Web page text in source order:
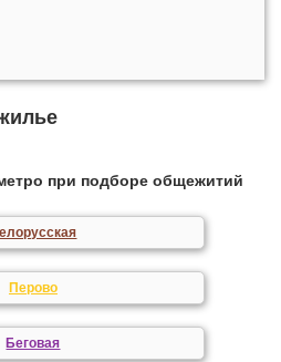
при подборе общежитий
Перово
Беговая